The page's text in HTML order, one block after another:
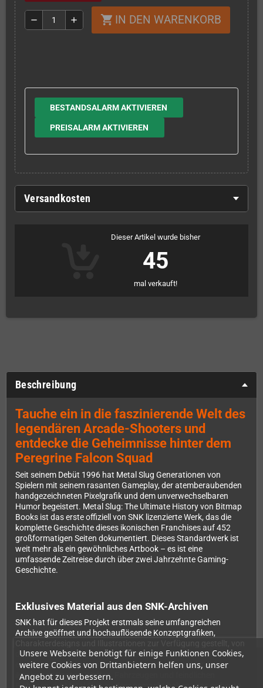
Unsere Webseite benötigt für einige Funktionen Cookies,
weitere Cookies von Drittanbietern helfen uns, unser
Angebot zu verbessern.
remove add shopping_cart IN DEN WARENKORB
BESTANDSALARM AKTIVIEREN
PREISALARM AKTIVIEREN
Versandkosten
Dieser Artikel wurde bisher
45
mal verkauft!
Beschreibung
Tauche ein in die faszinierende Welt des
legendären Arcade-Shooters und
entdecke die Geheimnisse hinter dem
Peregrine Falcon Squad
Seit seinem Debüt 1996 hat Metal Slug Generationen von
Spielern mit seinem rasanten Gameplay, der atemberaubenden
handgezeichneten Pixelgrafik und dem unverwechselbaren
Humor begeistert. Metal Slug: The Ultimate History von Bitmap
Books ist das erste offiziell von SNK lizenzierte Werk, das die
komplette Geschichte dieses ikonischen Franchises auf 452
großformatigen Seiten dokumentiert. Dieses Standardwerk ist
weit mehr als ein gewöhnliches Artbook – es ist eine
umfassende Zeitreise durch über zwei Jahrzehnte Gaming-
Geschichte.
Exklusives Material aus den SNK-Archiven
SNK hat für dieses Projekt erstmals seine umfangreichen
Archive geöffnet und hochauflösende Konzeptgrafiken,
denen viele noch nie zuvor veröffentlicht wurden. Du erhältst
einzigartige Einblicke in den kreativen Prozess hinter den
ikonischen Sprites, Waffen, Fahrzeugen und feindlichen